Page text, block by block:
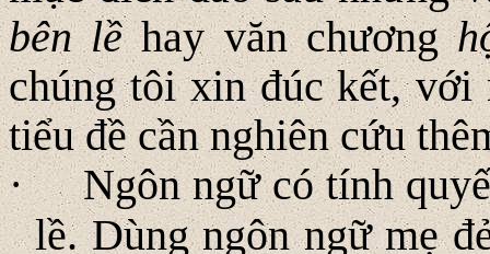
bên lềhay văn chương
chúng tôi xin đúc kết, với
tiểu đề cần nghiên cứu
·
Ngôn ngữ có tính
lề. Dùng ngôn ngữ mẹ